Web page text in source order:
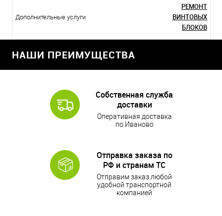
Дополнительные услуги
РЕМОНТ
ВИНТОВЫХ
БЛОКОВ
НАШИ ПРЕИМУЩЕСТВА
Собственная служба
доставки
Оперативная доставка
по Иваново
Отправка заказа по
РФ и странам ТС
Отправим заказ любой
удобной транспортной
компанией